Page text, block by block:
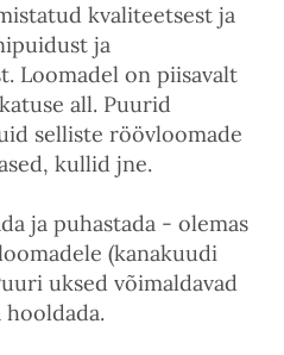
kvaliteetsest ja
ja
Loomadel on piisavalt
all. Puurid
selliste röövloomade
kullid jne.
ja puhastada - olemas
(kanakuudi
uksed võimaldavad